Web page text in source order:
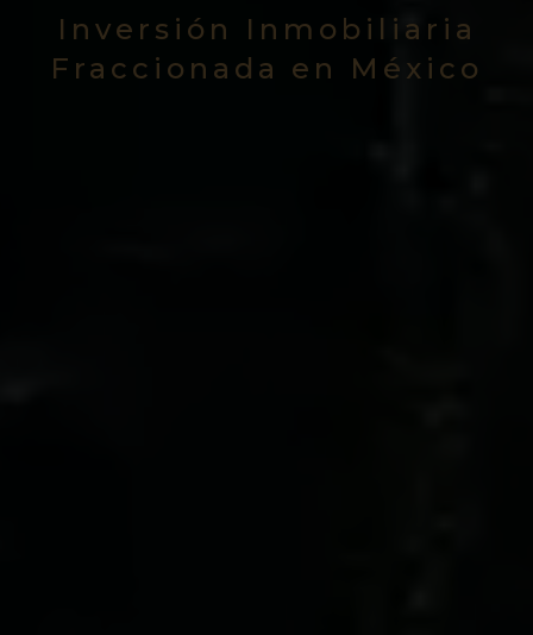
Inversión Inmobiliaria
Fraccionada en México